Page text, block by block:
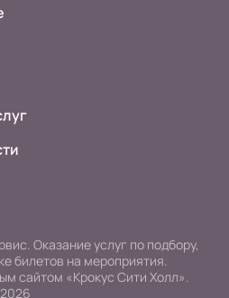
Оказание услуг по подбору,
билетов на мероприятия.
сайтом «Крокус Сити Холл».
2026